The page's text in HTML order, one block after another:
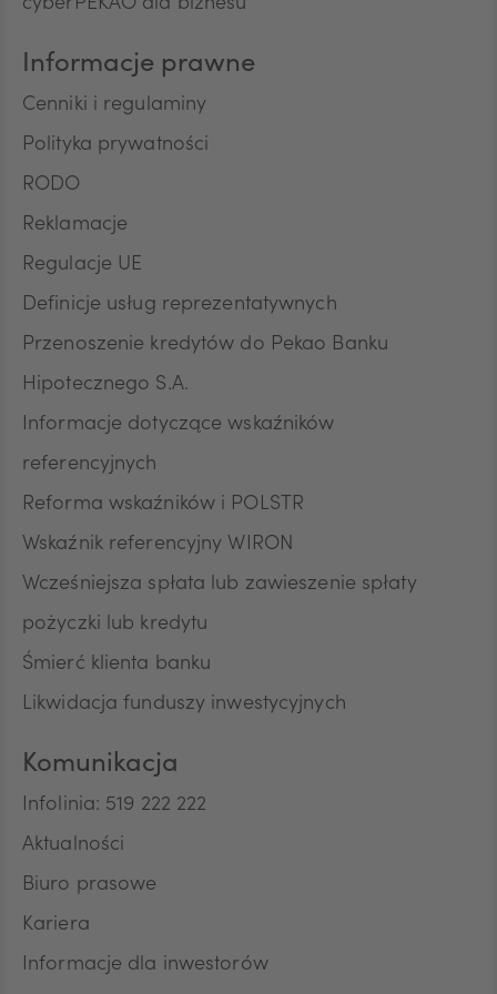
poinformowany/a/ o prawie do jej wycofania w
wycofanie zgody nie wpływa na zgodność z
prawem przetwarzania, którego dokonano na
podstawie zgody przed jej wycofaniem.
cyberPEKAO dla biznesu
Informacje prawne
Cenniki i regulaminy
Polityka prywatności
RODO
Reklamacje
Regulacje UE
Definicje usług reprezentatywnych
Przenoszenie kredytów do Pekao Banku
Hipotecznego S.A.
Informacje dotyczące wskaźników
referencyjnych
Reforma wskaźników i POLSTR
Wskaźnik referencyjny WIRON
Wcześniejsza spłata lub zawieszenie spłaty
pożyczki lub kredytu
Śmierć klienta banku
Likwidacja funduszy inwestycyjnych
Komunikacja
Infolinia: 519 222 222
Aktualności
Biuro prasowe
Kariera
Informacje dla inwestorów